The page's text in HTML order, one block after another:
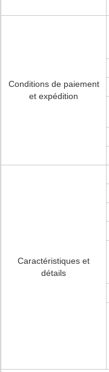
Conditions de paiement
et expédition
Caractéristiques et
détails